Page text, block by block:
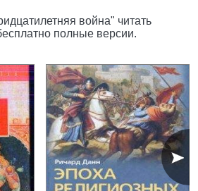
война" читать
полные версии.